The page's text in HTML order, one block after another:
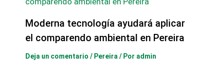
Moderna tecnología ayudará aplicar
el comparendo ambiental en Pereira
Deja un comentario / Pereira / Por admin